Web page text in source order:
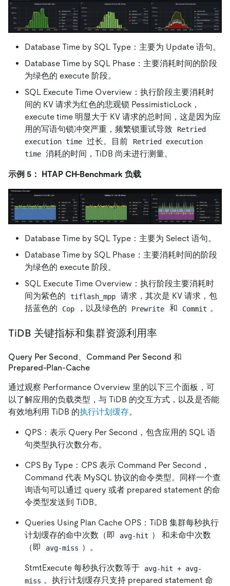
Database Time by SQL Type：主要为 Update 语句。
Database Time by SQL Phase：主要消耗时间的阶段
为绿色的 execute 阶段。
SQL Execute Time Overview：执行阶段主要消耗时
间的 KV 请求为红色的悲观锁 PessimisticLock，
execute time 明显大于 KV 请求的总时间，这是因为应
用的写语句锁冲突严重，频繁锁重试导致
Retried
execution time 过长。目前
Retried execution
time 消耗的时间，TiDB 尚未进行测量。
示例 5： HTAP CH-Benchmark 负载
Database Time by SQL Type：主要为 Select 语句。
Database Time by SQL Phase：主要消耗时间的阶段
为绿色的 execute 阶段。
SQL Execute Time Overview：执行阶段主要消耗时
间为紫色的
tiflash_mpp
请求，其次是 KV 请求，包
括蓝色的
Cop ，以及绿色的 Prewrite 和 Commit 。
TiDB 关键指标和集群资源利用率
Query Per Second、Command Per Second 和
Prepared-Plan-Cache
通过观察 Performance Overview 里的以下三个面板，可
以了解应用的负载类型，与 TiDB 的交互方式，以及是否能
有效地利用 TiDB 的执行计划缓存。
QPS：表示 Query Per Second，包含应用的 SQL 语
句类型执行次数分布。
CPS By Type：CPS 表示 Command Per Second，
Command 代表 MySQL 协议的命令类型。同样一个查
询语句可以通过 query 或者 prepared statement 的命
令类型发送到 TiDB。
Queries Using Plan Cache OPS：TiDB 集群每秒执行
计划缓存的命中次数（即
avg-hit ） 和未命中次数
（即
avg-miss ）。
StmtExecute 每秒执行次数等于
avg-hit + avg-
miss 。执行计划缓存只支持 prepared statement 命